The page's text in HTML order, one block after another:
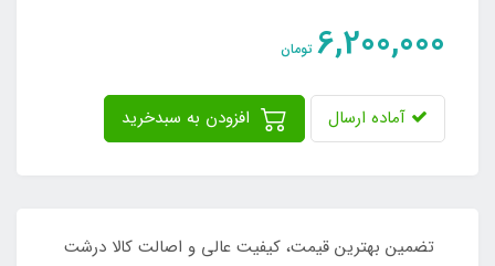
6,200,000 تومان
آماده ارسال
تضمین بهترین قیمت، کیفیت عالی و اصالت کالا درشت